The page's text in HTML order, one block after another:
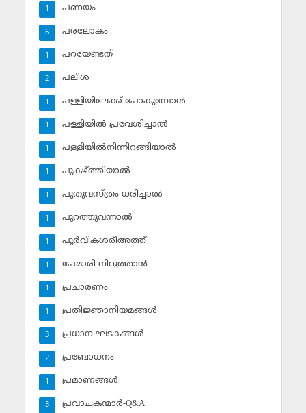
പണയം
1
പരലോകം
6
പറയേണ്ടത്
1
പലിശ
2
പള്ളിയിലേക്ക് പോകുമ്പോള്‍
1
പള്ളിയില്‍ പ്രവേശിച്ചാല്‍
1
പള്ളിയില്‍നിന്നിറങ്ങിയാല്‍
1
പുകഴ്ത്തിയാല്‍
1
പുതുവസ്ത്രം ധരിച്ചാല്‍
1
പുറത്തുവന്നാല്‍
1
പൂര്‍വികശരീഅത്ത്
1
പേമാരി നിറുത്താന്‍
1
പ്രചാരണം
1
പ്രതിജ്ഞാനിയമങ്ങള്‍
1
പ്രധാന ഘടകങ്ങള്‍
3
പ്രബോധനം
2
പ്രമാണങ്ങള്‍
1
പ്രവാചകന്മാര്‍-Q&A
3